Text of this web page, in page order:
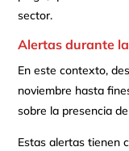
sector.
Alertas durante
En este contexto,
noviembre hasta
sobre la presencia
Estas alertas tienen